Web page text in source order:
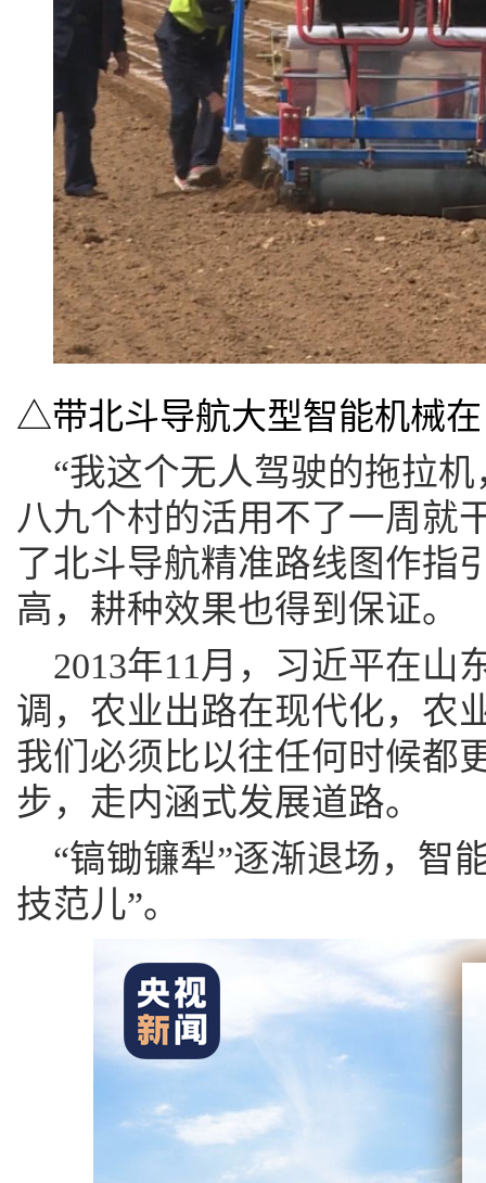
△带北斗导航大型智能机械
“我这个无人驾驶的拖拉
八九个村的活用不了一周就
了北斗导航精准路线图作指
高，耕种效果也得到保证。
2013年11月，习近平在山
调，农业出路在现代化，农
我们必须比以往任何时候都
步，走内涵式发展道路。
“镐锄镰犁”逐渐退场，智
技范儿”。